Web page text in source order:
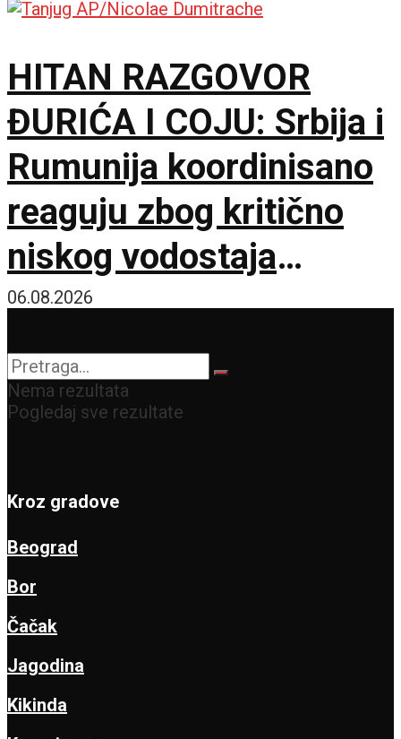
HITAN RAZGOVOR
ĐURIĆA I COJU: Srbija i
Rumunija koordinisano
reaguju zbog kritično
niskog vodostaja
Dunava
06.08.2026
Nema rezultata
Pogledaj sve rezultate
Kroz gradove
Beograd
Bor
Čačak
Jagodina
Kikinda